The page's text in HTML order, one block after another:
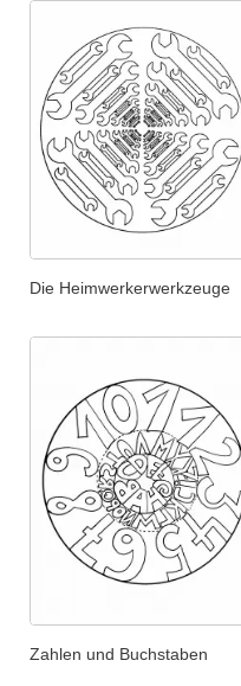
Die Heimwerkerwerkzeuge
Zahlen und Buchstaben